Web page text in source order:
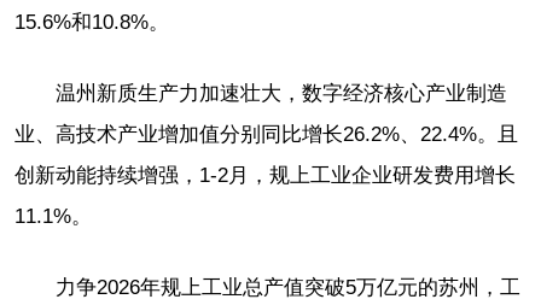
15.6%和10.8%。
温州新质生产力加速壮大，数字经济核心产业制造
业、高技术产业增加值分别同比增长26.2%、22.4%。且
创新动能持续增强，1-2月，规上工业企业研发费用增长
11.1%。
力争2026年规上工业总产值突破5万亿元的苏州，工